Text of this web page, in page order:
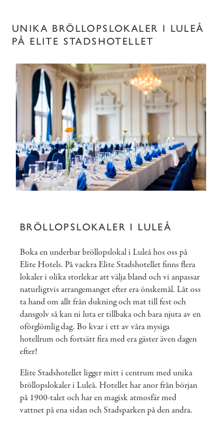
UNIKA BRÖLLOPSLOKALER I LULEÅ
PÅ ELITE STADSHOTELLET
BRÖLLOPSLOKALER I LULEÅ
Boka en underbar bröllopslokal i Luleå hos oss på
Elite Hotels. På vackra Elite Stadshotellet finns flera
lokaler i olika storlekar att välja bland och vi anpassar
naturligtvis arrangemanget efter era önskemål. Låt oss
ta hand om allt från dukning och mat till fest och
dansgolv så kan ni luta er tillbaka och bara njuta av en
oförglömlig dag. Bo kvar i ett av våra mysiga
hotellrum och fortsätt fira med era gäster även dagen
efter!
Elite Stadshotellet ligger mitt i centrum med unika
bröllopslokaler i Luleå. Hotellet har anor från början
på 1900-talet och har en magisk atmosfär med
vattnet på ena sidan och Stadsparken på den andra.